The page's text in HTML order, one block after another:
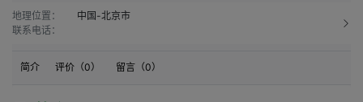
地理位置：
中国-北京市
联系电话：
简介 评价（0） 留言（0）